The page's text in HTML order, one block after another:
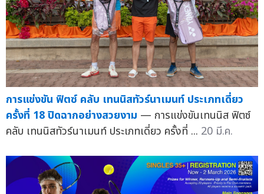
การแข่งขัน ฟิตซ์ คลับ เทนนิสทัวร์นาเมนท์ ประเภทเดี่ยว
ครั้งที่ 18 ปิดฉากอย่างสวยงาม — การแข่งขันเทนนิส ฟิตซ์
คลับ เทนนิสทัวร์นาเมนท์ ประเภทเดี่ยว ครั้งที่ ... 20 มี.ค.